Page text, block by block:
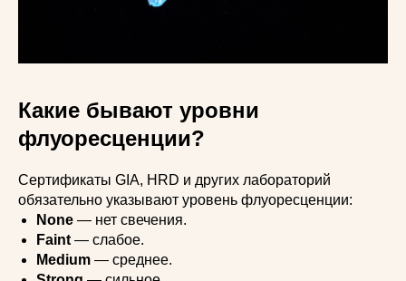
Какие бывают уровни
флуоресценции?
Сертификаты GIA, HRD и других лабораторий
обязательно указывают уровень флуоресценции:
None — нет свечения.
Faint — слабое.
Medium — среднее.